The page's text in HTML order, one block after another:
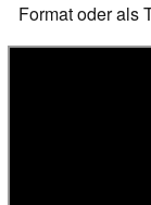
Format oder als